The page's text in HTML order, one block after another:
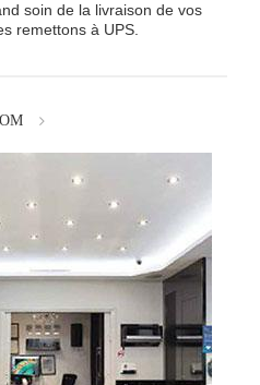
soin de la livraison de vos
remettons à UPS.